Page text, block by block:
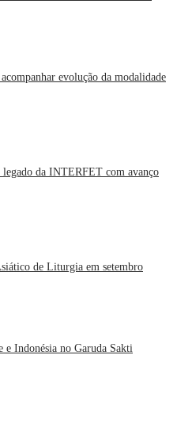
evolução da modalidade
da INTERFET com avanço
de Liturgia em setembro
Indonésia no Garuda Sakti